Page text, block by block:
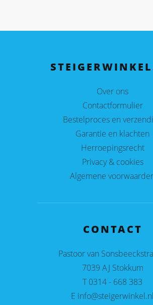
Over ons
Contactformulier
Bestelproces en
Garantie en klachten
Herroepingsrecht
Privacy & cookies
Algemene
CONTACT
Pastoor van
7039 AJ Stokkum
T 0314 - 668 383
E info@steigerwinkel.nl